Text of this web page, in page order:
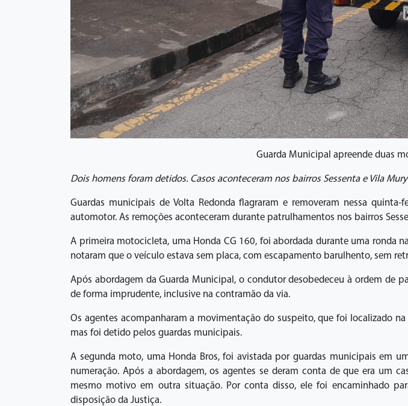
Guarda Municipal apreende duas
Dois homens foram detidos. Casos aconteceram nos bairros Sessenta e Vila Mury
Guardas municipais de Volta Redonda flagraram e removeram nessa
automotor. As remoções aconteceram durante patrulhamentos nos bairros
A primeira motocicleta, uma Honda CG 160, foi abordada durante uma ronda
notaram que o veículo estava sem placa, com escapamento barulhento, sem
Após abordagem da Guarda Municipal, o condutor desobedeceu à ordem de
de forma imprudente, inclusive na contramão da via.
Os agentes acompanharam a movimentação do suspeito, que foi localizado
mas foi detido pelos guardas municipais.
A segunda moto, uma Honda Bros, foi avistada por guardas municipais em
numeração. Após a abordagem, os agentes se deram conta de que era um
mesmo motivo em outra situação. Por conta disso, ele foi encaminhado
disposição da Justiça.